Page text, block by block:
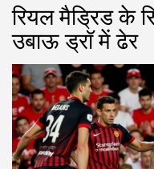
रियल मैड्रिड के
उबाऊ ड्रॉ में ढेर